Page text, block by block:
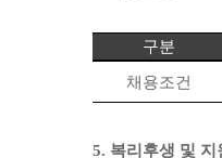
구분
채용조건
5. 복리후생 및 지